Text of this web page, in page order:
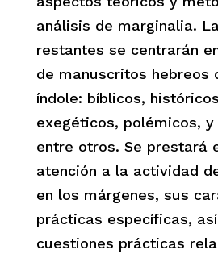
análisis de marginalia.
restantes se centrarán
de manuscritos hebreos
índole: bíblicos,
exegéticos, polémicos,
entre otros. Se prestará
atención a la actividad
en los márgenes, sus
prácticas específicas,
cuestiones prácticas